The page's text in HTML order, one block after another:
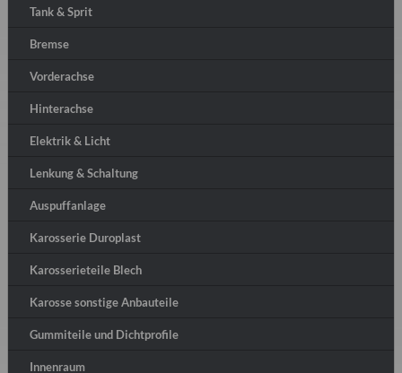
Tank & Sprit
Bremse
Vorderachse
Hinterachse
Elektrik & Licht
Lenkung & Schaltung
Auspuffanlage
Karosserie Duroplast
Karosserieteile Blech
Karosse sonstige Anbauteile
Gummiteile und Dichtprofile
Innenraum